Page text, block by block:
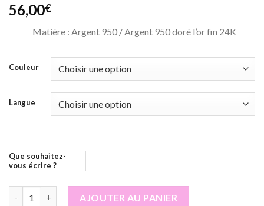
56,00€
Matière : Argent 950 / Argent 950 doré l’or fin 24K
Couleur
Langue
Que souhaitez-
vous écrire ?
AJOUTER AU PANIER